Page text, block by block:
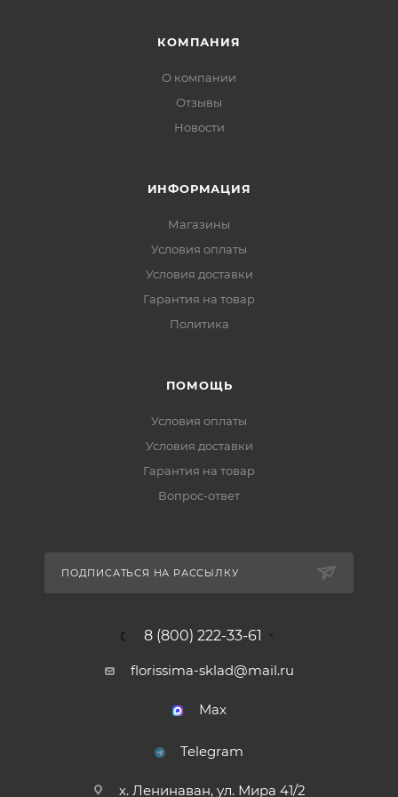
КОМПАНИЯ
О компании
Отзывы
Новости
ИНФОРМАЦИЯ
Магазины
Условия оплаты
Условия доставки
Гарантия на товар
Политика
ПОМОЩЬ
Условия оплаты
Условия доставки
Гарантия на товар
Вопрос-ответ
ПОДПИСАТЬСЯ НА РАССЫЛКУ
8 (800) 222-33-61
florissima-sklad@mail.ru
Max
Telegram
х. Ленинаван, ул. Мира 41/2